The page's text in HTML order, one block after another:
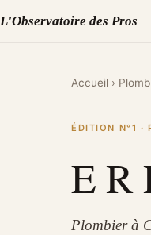
L'Observatoire des Pros
Accueil ›
ÉDITION N°1 ·
E R
Plombier à